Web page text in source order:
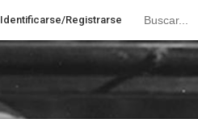
Identificarse/Registrarse